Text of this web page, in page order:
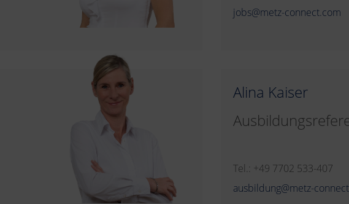
jobs@metz-connect.com
Alina Kaiser
Tel.: +49 7702 533-407
ausbildung@metz-